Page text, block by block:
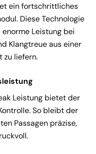
ein fortschrittliches
Diese Technologie
Leistung bei
Klangtreue aus einer
zu liefern.
Leistung bietet der
So bleibt der
Passagen präzise,